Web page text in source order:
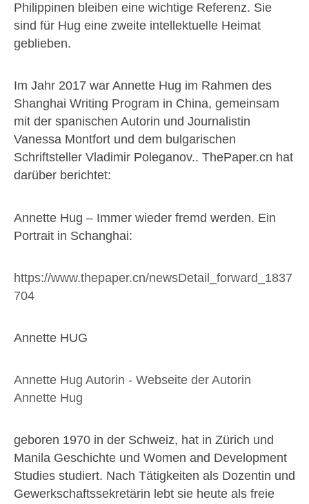
Philippinen bleiben eine wichtige Referenz. Sie
sind für Hug eine zweite intellektuelle Heimat
geblieben.
Im Jahr 2017 war Annette Hug im Rahmen des
Shanghai Writing Program in China, gemeinsam
mit der spanischen Autorin und Journalistin
Vanessa Montfort und dem bulgarischen
Schriftsteller Vladimir Poleganov.. ThePaper.cn hat
darüber berichtet:
Annette Hug – Immer wieder fremd werden. Ein
Portrait in Schanghai:
https://www.thepaper.cn/newsDetail_forward_1837
704
Annette HUG
Annette Hug Autorin - Webseite der Autorin
Annette Hug
geboren 1970 in der Schweiz, hat in Zürich und
Manila Geschichte und Women and Development
Studies studiert. Nach Tätigkeiten als Dozentin und
Gewerkschaftssekretärin lebt sie heute als freie